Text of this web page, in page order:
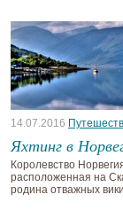
14.07.2016
Яхтинг в
Королевство
расположенная на
родина отважных